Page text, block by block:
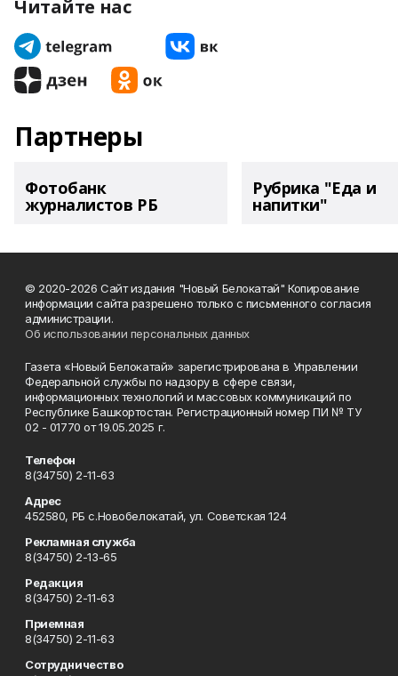
Читайте нас
Партнеры
Фотобанк
журналистов РБ
Рубрика "Еда и
напитки"
© 2020-2026 Сайт издания "Новый Белокатай" Копирование
информации сайта разрешено только с письменного согласия
администрации.
Об использовании персональных данных
Газета «Новый Белокатай» зарегистрирована в Управлении
Федеральной службы по надзору в сфере связи,
информационных технологий и массовых коммуникаций по
Республике Башкортостан. Регистрационный номер ПИ № ТУ
02 - 01770 от 19.05.2025 г.
Телефон
8(34750) 2-11-63
Адрес
452580, РБ с.Новобелокатай, ул. Советская 124
Рекламная служба
8(34750) 2-13-65
Редакция
8(34750) 2-11-63
Приемная
8(34750) 2-11-63
Сотрудничество